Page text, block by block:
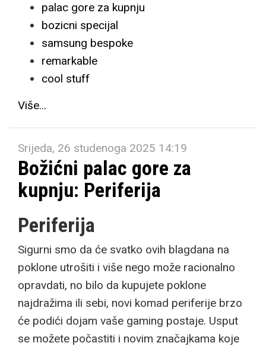
palac gore za kupnju
bozicni specijal
samsung bespoke
remarkable
cool stuff
Više...
Srijeda, 26 studenoga 2025 14:19
Božićni palac gore za
kupnju: Periferija
Periferija
Sigurni smo da će svatko ovih blagdana na
poklone utrošiti i više nego može racionalno
opravdati, no bilo da kupujete poklone
najdražima ili sebi, novi komad periferije brzo
će podići dojam vaše gaming postaje. Usput
se možete počastiti i novim značajkama koje